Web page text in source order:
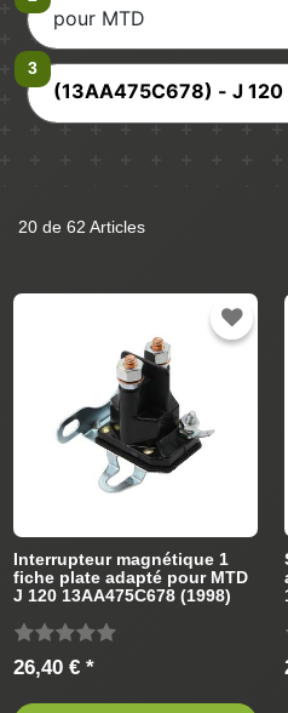
pour MTD
(13AA475C678) - J 120
20 de 62 Articles
Interrupteur magnétique 1
fiche plate adapté pour MTD
J 120 13AA475C678 (1998)
26,40 € *